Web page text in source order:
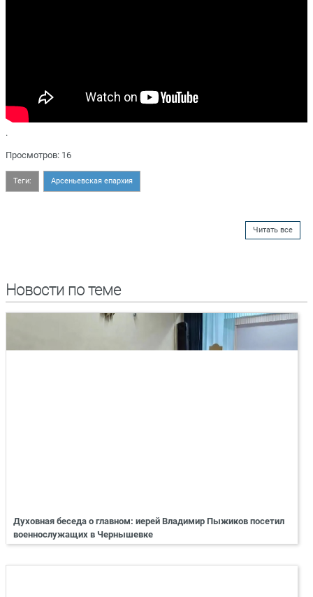
.
Просмотров: 16
Теги: Арсеньевская епархия
Читать все
Новости по теме
Духовная беседа о главном: иерей Владимир Пыжиков посетил
военнослужащих в Чернышевке